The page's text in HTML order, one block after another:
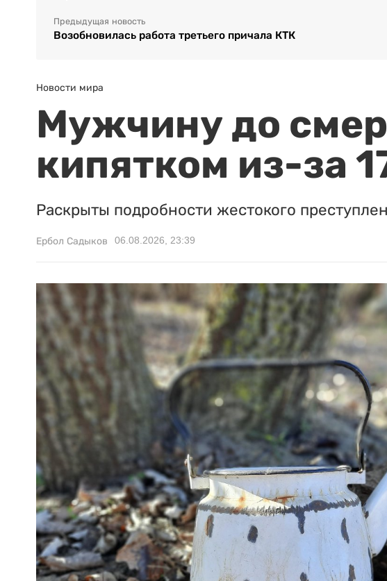
Предыдущая новость
Возобновилась работа третьего причала КТК
Новости мира
Мужчину до
кипятком из-за
Раскрыты подробности жестокого
Ербол Садыков 06.08.2026, 23:39